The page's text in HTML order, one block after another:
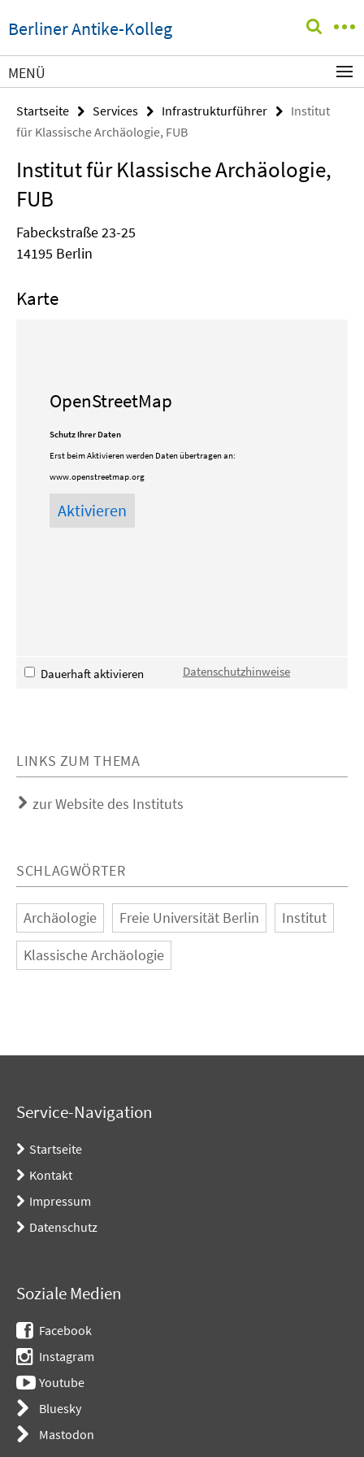
direkt
zu
Inhalt
Berliner Antike-Kolleg
Service-
MENÜ
Startseite Services Infrastrukturführer
Institut
für Klassische Archäologie, FUB
Institut für Klassische Archäologie,
FUB
Fabeckstraße 23-25
14195 Berlin
Karte
OpenStreetMap
Schutz Ihrer Daten
Erst beim Aktivieren werden Daten übertragen an:
www.openstreetmap.org
Dauerhaft aktivieren Datenschutzhinweise
LINKS ZUM THEMA
zur Website des Instituts
SCHLAGWÖRTER
Archäologie Freie Universität Berlin
Institut
Klassische Archäologie
Service-Navigation
Startseite
Kontakt
Impressum
Datenschutz
Soziale Medien
Facebook
Instagram
Youtube
Bluesky
Mastodon